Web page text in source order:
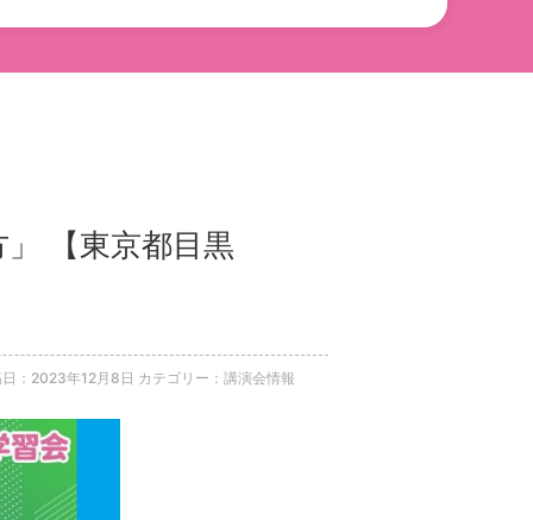
【東京都目黒
：2023年12月8日 カテゴリー：講演会情報